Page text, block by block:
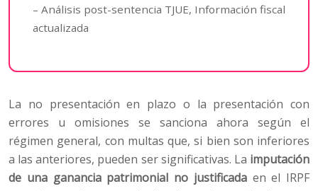
– Análisis post-sentencia TJUE, Información fiscal
actualizada
La no presentación en plazo o la presentación con
errores u omisiones se sanciona ahora según el
régimen general, con multas que, si bien son inferiores
a las anteriores, pueden ser significativas. La imputación
de una ganancia patrimonial no justificadaen el IRPF